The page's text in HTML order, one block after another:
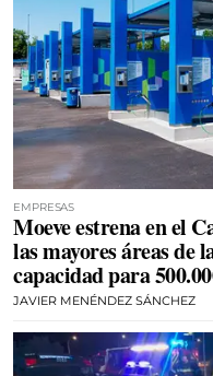
EMPRESAS
Moeve estrena en el
las mayores áreas de
capacidad para
JAVIER MENÉNDEZ SÁNCHEZ